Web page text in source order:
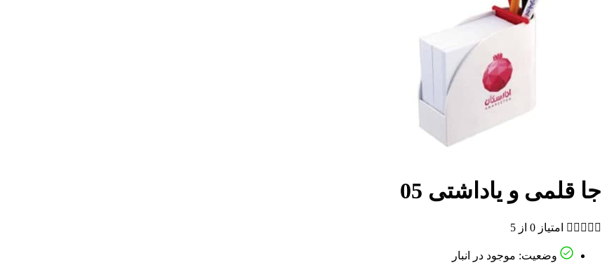
جا قلمی و یاداشتی 05
     امتیاز 0 از 5
وضعیت: موجود در انبار